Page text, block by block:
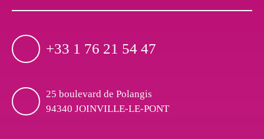
+33 1 76 21 54 47
25 boulevard de Polangis
94340 JOINVILLE-LE-PONT